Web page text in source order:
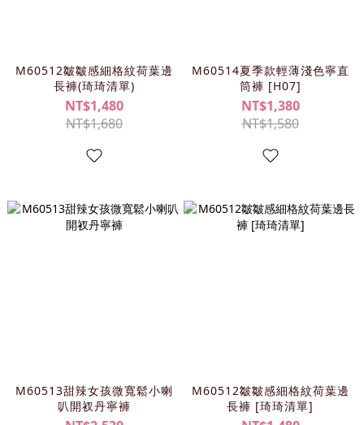
M60512皺皺感細格紋荷葉邊
長褲(琦琦清單)
NT$1,480
NT$1,680
M60514夏季款輕薄淺色寧直
筒褲 [H07]
NT$1,380
NT$1,580
M60513甜辣女孩微寬鬆小喇
叭開衩丹寧褲
M60512皺皺感細格紋荷葉邊
長褲 [琦琦清單]